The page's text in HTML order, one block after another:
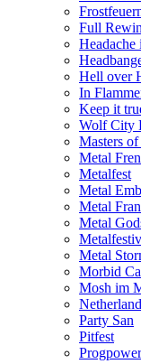
Full
Headache
Hell over
In
Keep it
Wolf City
Masters
Metal
Metalfest
Metal
Metal
Metal
Metal
Morbid
Mosh im
Party San
Pitfest